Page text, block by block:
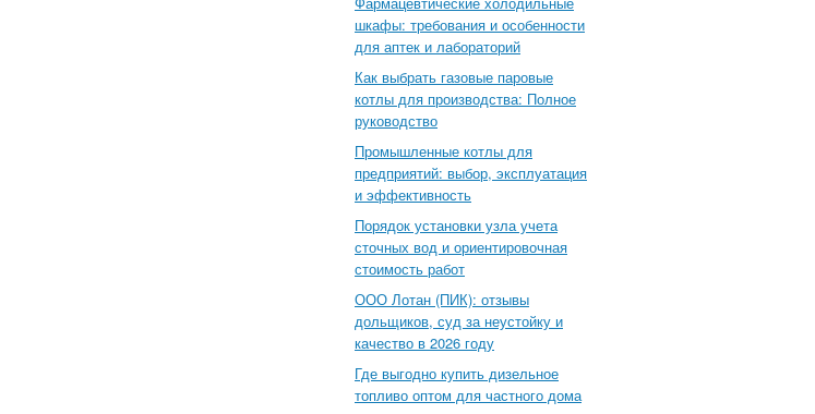
шкафы: требования и особенности
для аптек и лабораторий
Как выбрать газовые паровые
котлы для производства: Полное
руководство
Промышленные котлы для
предприятий: выбор, эксплуатация
и эффективность
Порядок установки узла учета
сточных вод и ориентировочная
стоимость работ
ООО Лотан (ПИК): отзывы
дольщиков, суд за неустойку и
качество в 2026 году
Где выгодно купить дизельное
топливо оптом для частного дома